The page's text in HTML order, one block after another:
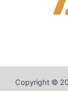
Copyright ©